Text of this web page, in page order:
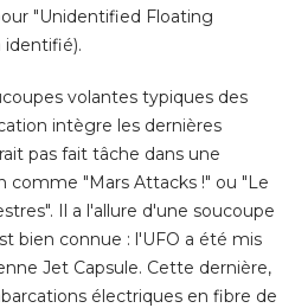
"Unidentified Floating
volantes typiques des
intègre les dernières
pas fait tâche dans une
comme "Mars Attacks !" ou "Le
Il a l'allure d'une soucoupe
bien connue : l'UFO a été mis
Jet Capsule. Cette dernière,
électriques en fibre de